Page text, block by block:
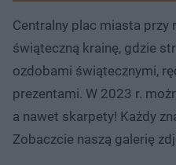
Centralny plac miasta przy
świąteczną krainę, gdzie
ozdobami świątecznymi,
prezentami. W 2023 r.
a nawet skarpety! Każdy
Zobaczcie naszą galerię